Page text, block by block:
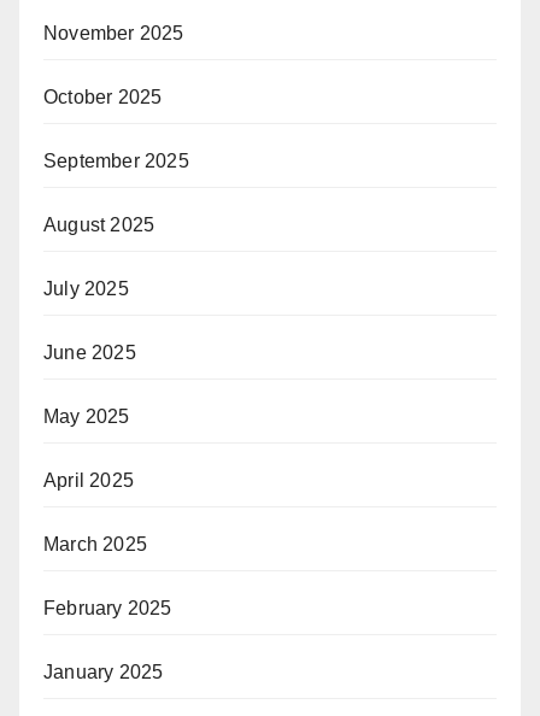
November 2025
October 2025
September 2025
August 2025
July 2025
June 2025
May 2025
April 2025
March 2025
February 2025
January 2025